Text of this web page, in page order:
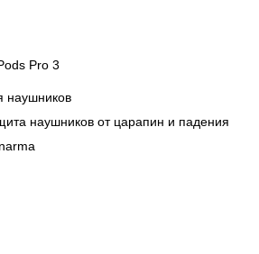
Pro 3
наушников
наушников от царапин и падения